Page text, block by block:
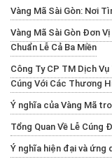
Vàng Mã Sài Gòn: Nơi
Vàng Mã Sài Gòn Đơn
Chuẩn Lễ Cả Ba Miền
Công Ty CP TM Dịch
Cúng Với Các Thương
Ý nghĩa của Vàng Mã
Tổng Quan Về Lễ Cúng
Ý nghĩa hiện đại và ứng